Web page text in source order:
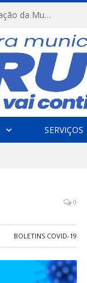
FESTRIBAL 2026 – No Coração da Amazônia. Apresentação da Munduruku.
SERVIÇOS
0
BOLETINS COVID-19